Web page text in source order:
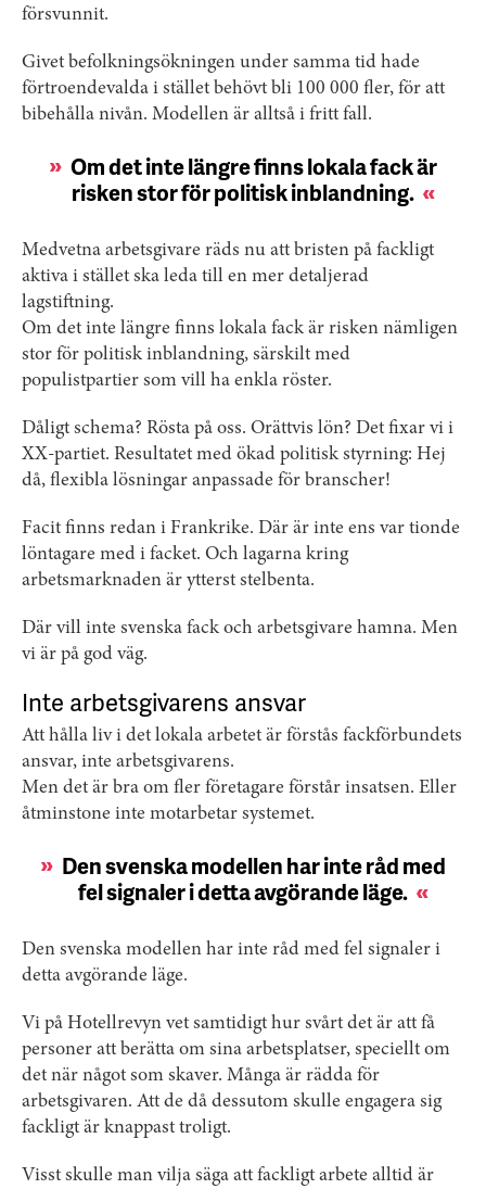
försvunnit.
Givet befolkningsökningen under samma tid hade
förtroendevalda i stället behövt bli 100 000 fler, för att
bibehålla nivån. Modellen är alltså i fritt fall.
Om det inte längre finns lokala fack är
risken stor för politisk inblandning.
Medvetna arbetsgivare räds nu att bristen på fackligt
aktiva i stället ska leda till en mer detaljerad
lagstiftning.
Om det inte längre finns lokala fack är risken nämligen
stor för politisk inblandning, särskilt med
populistpartier som vill ha enkla röster.
Dåligt schema? Rösta på oss. Orättvis lön? Det fixar vi i
XX-partiet. Resultatet med ökad politisk styrning: Hej
då, flexibla lösningar anpassade för branscher!
Facit finns redan i Frankrike. Där är inte ens var tionde
löntagare med i facket. Och lagarna kring
arbetsmarknaden är ytterst stelbenta.
Där vill inte svenska fack och arbetsgivare hamna. Men
vi är på god väg.
Inte arbetsgivarens ansvar
Att hålla liv i det lokala arbetet är förstås fackförbundets
ansvar, inte arbetsgivarens.
Men det är bra om fler företagare förstår insatsen. Eller
åtminstone inte motarbetar systemet.
Den svenska modellen har inte råd med
fel signaler i detta avgörande läge.
Den svenska modellen har inte råd med fel signaler i
detta avgörande läge.
Vi på Hotellrevyn vet samtidigt hur svårt det är att få
personer att berätta om sina arbetsplatser, speciellt om
det när något som skaver. Många är rädda för
arbetsgivaren. Att de då dessutom skulle engagera sig
fackligt är knappast troligt.
Visst skulle man vilja säga att fackligt arbete alltid är